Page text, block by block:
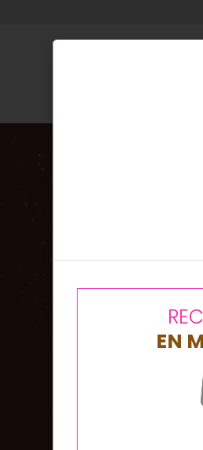
EN